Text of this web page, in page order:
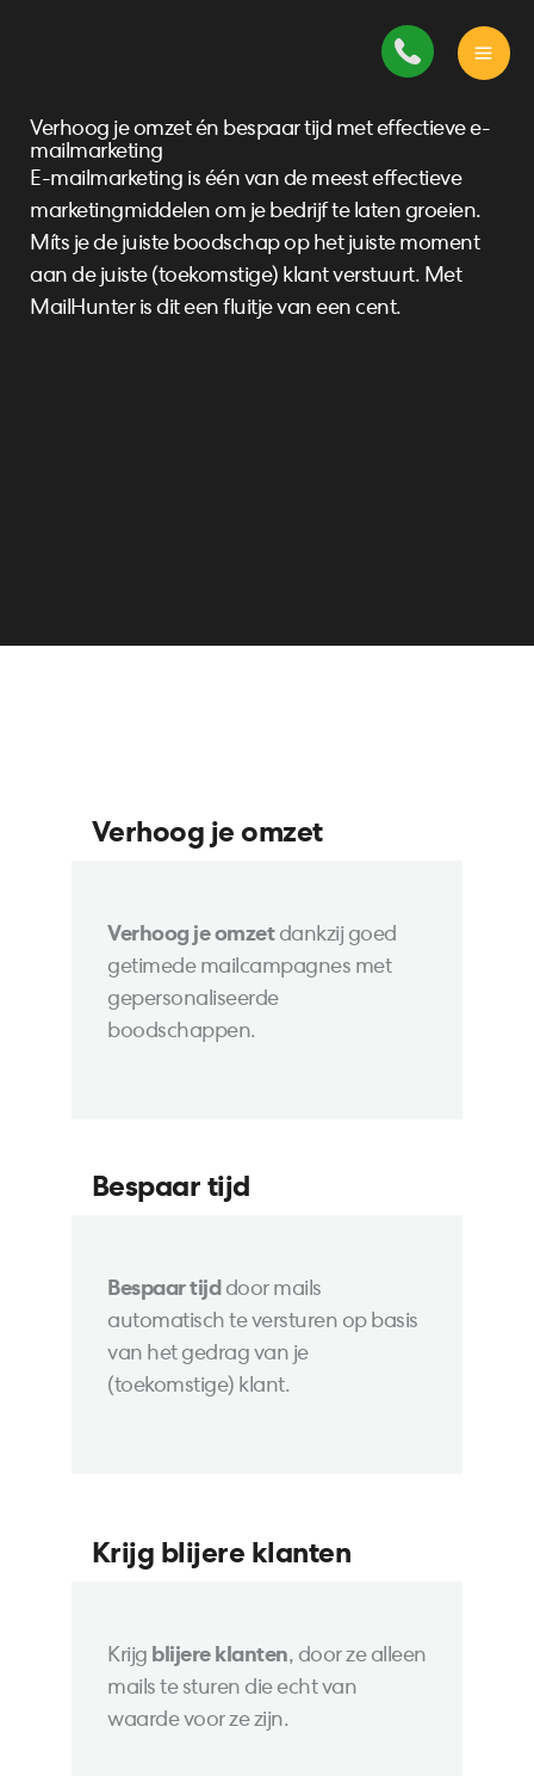
Verhoog je omzet én bespaar tijd met effectieve e-
mailmarketing
E-mailmarketing is één van de meest effectieve
marketingmiddelen om je bedrijf te laten groeien.
Míts je de juiste boodschap op het juiste moment
aan de juiste (toekomstige) klant verstuurt. Met
MailHunter is dit een fluitje van een cent.
Verhoog je omzet
Verhoog je omzetdankzij goed
getimede mailcampagnes met
gepersonaliseerde
boodschappen.
Bespaar tijd
Bespaar tijddoor mails
automatisch te versturen op basis
van het gedrag van je
(toekomstige) klant.
Krijg blijere klanten
Krijg blijere klanten, door ze alleen
mails te sturen die echt van
waarde voor ze zijn.